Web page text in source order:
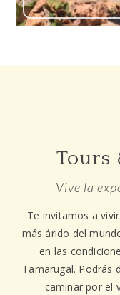
Tours
Vive la
Te invitamos a
más árido del
en las
Tamarugal. Podrás
caminar por el